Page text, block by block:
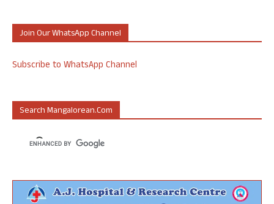
Join Our WhatsApp Channel
Subscribe to WhatsApp Channel
Search Mangalorean.com